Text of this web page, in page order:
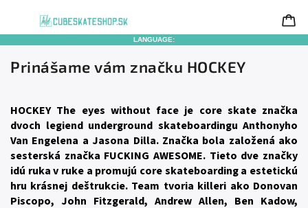
LANGUAGE:
Prinášame vám značku HOCKEY
HOCKEY The eyes without face je core skate značka
dvoch legiend underground skateboardingu Anthonyho
Van Engelena a Jasona Dilla. Značka bola založená ako
sesterská značka FUCKING AWESOME. Tieto dve značky
idú ruka v ruke a promujú core skateboarding a estetickú
hru krásnej deštrukcie. Team tvoria killeri ako Donovan
Piscopo, John Fitzgerald, Andrew Allen, Ben Kadow,